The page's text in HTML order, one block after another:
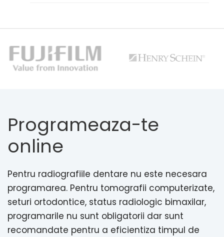
Programeaza-te
online
Pentru radiografiile dentare nu este necesara
programarea. Pentru tomografii computerizate,
seturi ortodontice, status radiologic bimaxilar,
programarile nu sunt obligatorii dar sunt
recomandate pentru a eficientiza timpul de